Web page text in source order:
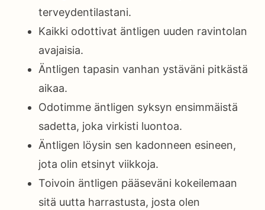
terveydentilastani.
Kaikki odottivat äntligen uuden ravintolan
avajaisia.
Äntligen tapasin vanhan ystäväni pitkästä
aikaa.
Odotimme äntligen syksyn ensimmäistä
sadetta, joka virkisti luontoa.
Äntligen löysin sen kadonneen esineen,
jota olin etsinyt viikkoja.
Toivoin äntligen pääseväni kokeilemaan
sitä uutta harrastusta, josta olen